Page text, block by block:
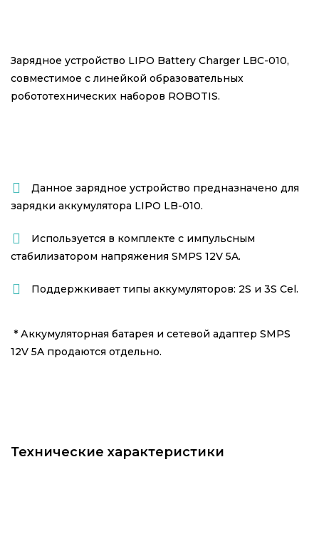
Зарядное устройство LIPO Battery Charger LBC-010,
совместимое с линейкой образовательных
робототехнических наборов ROBOTIS.
Данное зарядное устройство предназначено для
зарядки аккумулятора LIPO LB-010.
Используется в комплекте с импульсным
стабилизатором напряжения SMPS 12V 5A.
Поддержкивает типы аккумуляторов: 2S и 3S Cel.
* Аккумуляторная батарея и сетевой адаптер SMPS
12V 5A продаются отдельно.
Технические характеристики